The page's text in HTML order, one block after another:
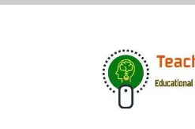
Skip